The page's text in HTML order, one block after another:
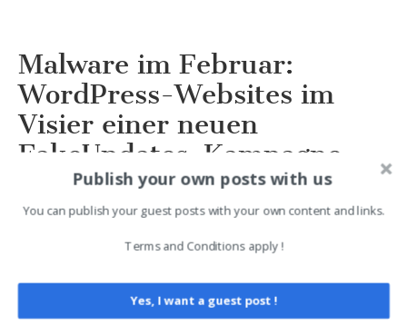
Malware im Februar:
WordPress-Websites im
Visier einer neuen
FakeUpdates-Kampagne
2024-03-25 19:03
Check Point hat eine neue FakeUpdate-Kampagne namens
SocGolish entdeckt, die WordPress-Websites mit gestohlenen
IT-News Sicherheit – silicon.de Lesen Sie den originalen Artikel:
Malware im Februar: WordPress-Websites im Visier einer neuen
FakeUpdates-Kampagne
Publish your own posts with us
You can publish your guest posts with your own content and links.
Terms and Conditions apply !
Yes, I want a guest post !